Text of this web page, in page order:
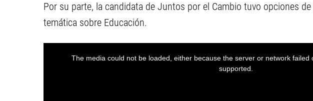
Por su parte, la candidata de Juntos por el Cambio tuvo opciones
temática sobre Educación.